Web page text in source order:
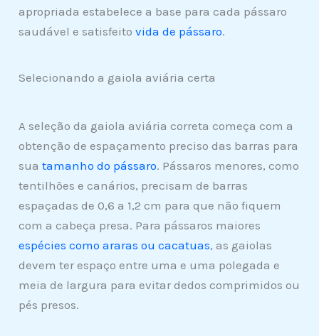
apropriada estabelece a base para cada pássaro
saudável e satisfeitovida de pássaro.
Selecionando a gaiola aviária certa
A seleção da gaiola aviária correta começa com a
obtenção de espaçamento preciso das barras para
suatamanho do pássaro. Pássaros menores, como
tentilhões e canários, precisam de barras
espaçadas de 0,6 a 1,2 cm para que não fiquem
com a cabeça presa. Para pássaros maiores
espécies como araras ou cacatuas, as gaiolas
devem ter espaço entre uma e uma polegada e
meia de largura para evitar dedos comprimidos ou
pés presos.